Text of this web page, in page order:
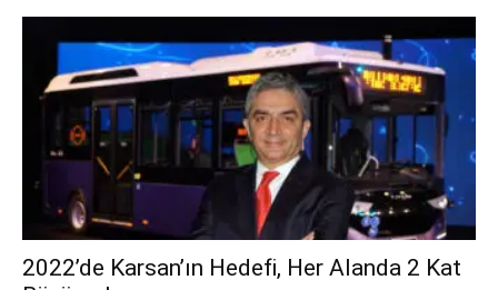
2022’de Karsan’ın Hedefi, Her Alanda 2 Kat